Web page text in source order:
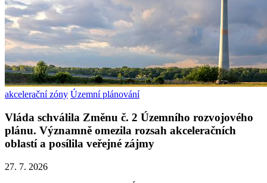
akcelerační zóny Územní plánování
Vláda schválila Změnu č. 2 Územního rozvojového
plánu. Významně omezila rozsah akceleračních
oblastí a posílila veřejné zájmy
27. 7. 2026